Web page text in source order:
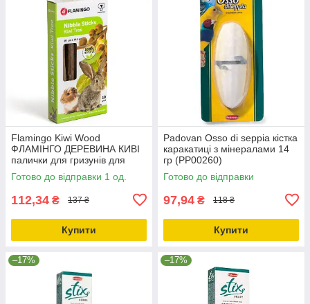
Flamingo Kiwi Wood
ФЛАМІНГО ДЕРЕВИНА КИВІ
палички для гризунів для
гігієни зубів 0.04кг
Готово до відправки 1 од.
112,34 ₴ 137 ₴
Купити
Padovan Osso di seppia кістка
каракатиці з мінералами 14
гр (PP00260)
Готово до відправки
97,94 ₴ 118 ₴
Купити
–17% –17%